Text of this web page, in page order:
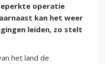
operatie
kan het weer
leiden, zo stelt
het land de